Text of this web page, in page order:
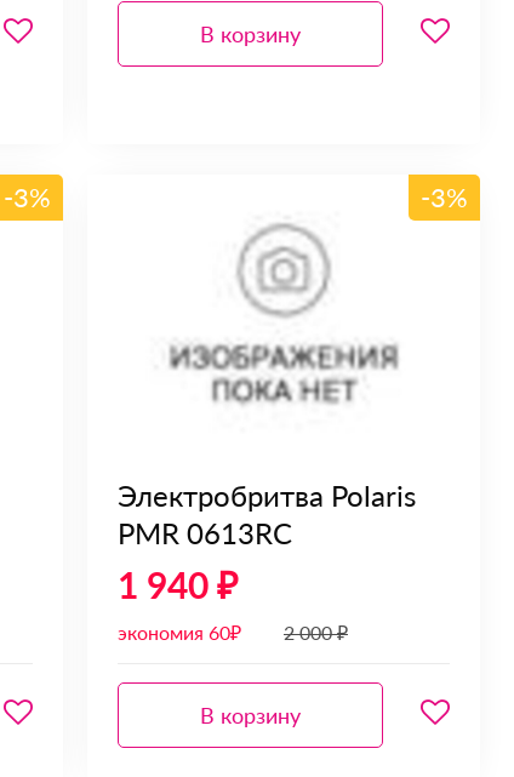
В корзину
-3% -3%
Электробритва Polaris
PMR 0613RC
1 940 ₽
экономия 60₽ 2 000 ₽
В корзину